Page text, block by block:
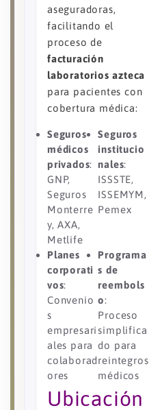
aseguradoras,
facilitando el
proceso de
facturación
laboratorios azteca
para pacientes con
cobertura médica:
Seguros
médicos
privados:
GNP,
Seguros
Monterre
y, AXA,
Metlife
Seguros
institucio
nales:
ISSSTE,
ISSEMYM,
Pemex
Planes
corporati
vos:
Convenio
s
empresari
ales para
colaborad
ores
Programa
s de
reembols
o:
Proceso
simplifica
do para
reintegros
médicos
Ubicación